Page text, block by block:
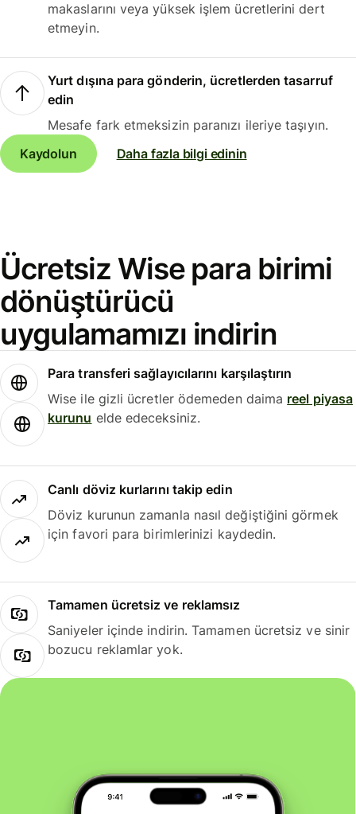
makaslarını veya yüksek işlem ücretlerini dert
etmeyin.
Yurt dışına para gönderin, ücretlerden tasarruf
edin
Mesafe fark etmeksizin paranızı ileriye taşıyın.
Kaydolun
Daha fazla bilgi edinin
Ücretsiz Wise para birimi
dönüştürücü
uygulamamızı indirin
Para transferi sağlayıcılarını karşılaştırın
Wise ile gizli ücretler ödemeden daima reel piyasa
kurunu elde edeceksiniz.
Canlı döviz kurlarını takip edin
Döviz kurunun zamanla nasıl değiştiğini görmek
için favori para birimlerinizi kaydedin.
Tamamen ücretsiz ve reklamsız
Saniyeler içinde indirin. Tamamen ücretsiz ve sinir
bozucu reklamlar yok.